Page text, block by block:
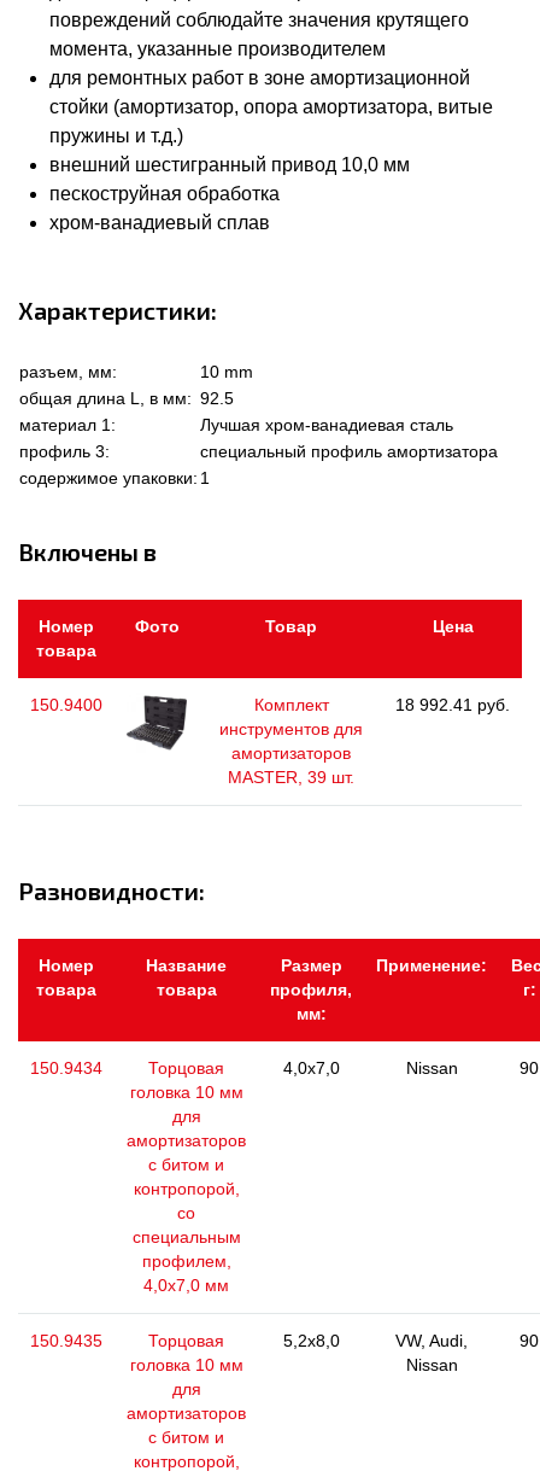
повреждений соблюдайте значения крутящего
момента, указанные производителем
для ремонтных работ в зоне амортизационной
стойки (амортизатор, опора амортизатора, витые
пружины и т.д.)
внешний шестигранный привод 10,0 мм
пескоструйная обработка
хром-ванадиевый сплав
Характеристики:
разъем, мм:
10 mm
общая длина L, в мм: 92.5
материал 1:
Лучшая хром-ванадиевая сталь
профиль 3:
специальный профиль амортизатора
содержимое упаковки: 1
Включены в
Номер
товара
Фото Товар Цена
150.9400
Комплект
инструментов для
амортизаторов
MASTER, 39 шт.
18 992.41 руб.
Разновидности:
Номер
товара
Название
товара
Размер
профиля,
мм:
Применение:
г:
150.9434
Торцовая
головка 10 мм
для
амортизаторов
с битом и
контропорой,
со
специальным
профилем,
4,0х7,0 мм
4,0x7,0 Nissan 90
150.9435
Торцовая
головка 10 мм
для
амортизаторов
с битом и
контропорой,
5,2x8,0
VW, Audi,
Nissan
90